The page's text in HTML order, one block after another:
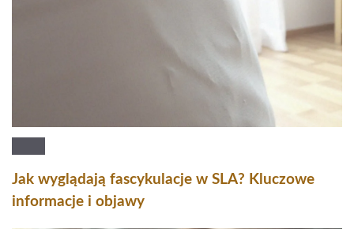
Jak wyglądają fascykulacje w SLA? Kluczowe
informacje i objawy